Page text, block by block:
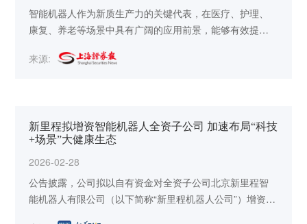
智能机器人作为新质生产力的关键代表，在医疗、护理、
康复、养老等场景中具有广阔的应用前景，能够有效提升
来源:
新里程拟增资智能机器人全资子公司 加速布局“科技
+场景”大健康生态
2026-02-28
公告披露，公司拟以自有资金对全资子公司北京新里程智
能机器人有限公司（以下简称“新里程机器人公司”）增资